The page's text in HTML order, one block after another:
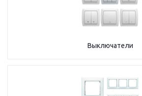
Выключатели